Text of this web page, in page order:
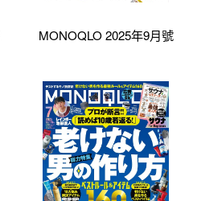
MONOQLO 2025年9月號